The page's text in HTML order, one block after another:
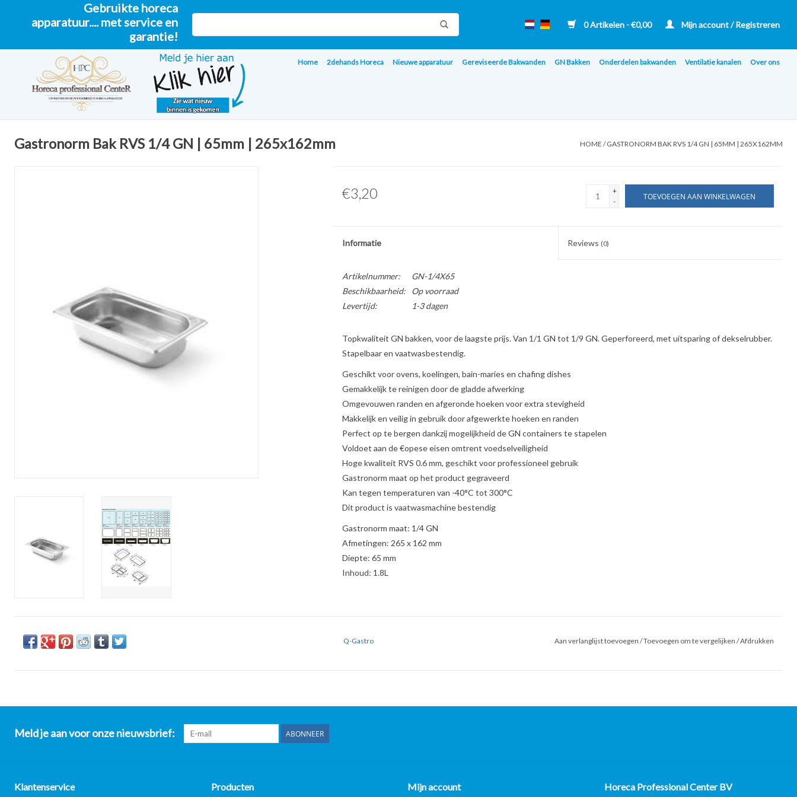
Gebruikte horeca
apparatuur.... met service en
garantie!
0 Artikelen - €0,00 Mijn account / Registreren
Home 2dehands Horeca Nieuwe apparatuur Gereviseerde Bakwanden GN Bakken Onderdelen bakwanden Ventilatie kanalen Over ons
Gastronorm Bak RVS 1/4 GN | 65mm | 265x162mm HOME /GASTRONORM BAK RVS 1/4 GN | 65MM | 265X162MM
€3,20
+
-
TOEVOEGEN AAN WINKELWAGEN
Informatie Reviews (0)
Artikelnummer:
GN-1/4X65
Beschikbaarheid:
Op voorraad
Levertijd:
1-3 dagen
Topkwaliteit GN bakken, voor de laagste prijs. Van 1/1 GN tot 1/9 GN. Geperforeerd, met uitsparing of dekselrubber.
Stapelbaar en vaatwasbestendig.
Geschikt voor ovens, koelingen, bain-maries en chafing dishes
Gemakkelijk te reinigen door de gladde afwerking
Omgevouwen randen en afgeronde hoeken voor extra stevigheid
Makkelijk en veilig in gebruik door afgewerkte hoeken en randen
Perfect op te bergen dankzij mogelijkheid de GN containers te stapelen
Voldoet aan de €opese eisen omtrent voedselveiligheid
Hoge kwaliteit RVS 0.6 mm, geschikt voor professioneel gebruik
Gastronorm maat op het product gegraveerd
Kan tegen temperaturen van -40°C tot 300°C
Dit product is vaatwasmachine bestendig
Gastronorm maat: 1/4 GN
Afmetingen: 265 x 162 mm
Diepte: 65 mm
Inhoud: 1.8L
Q-Gastro Aan verlanglijst toevoegen /Toevoegen om te vergelijken /Afdrukken
Meld je aan voor onze nieuwsbrief: ABONNEER
Klantenservice Producten Mijn account Horeca Professional Center BV